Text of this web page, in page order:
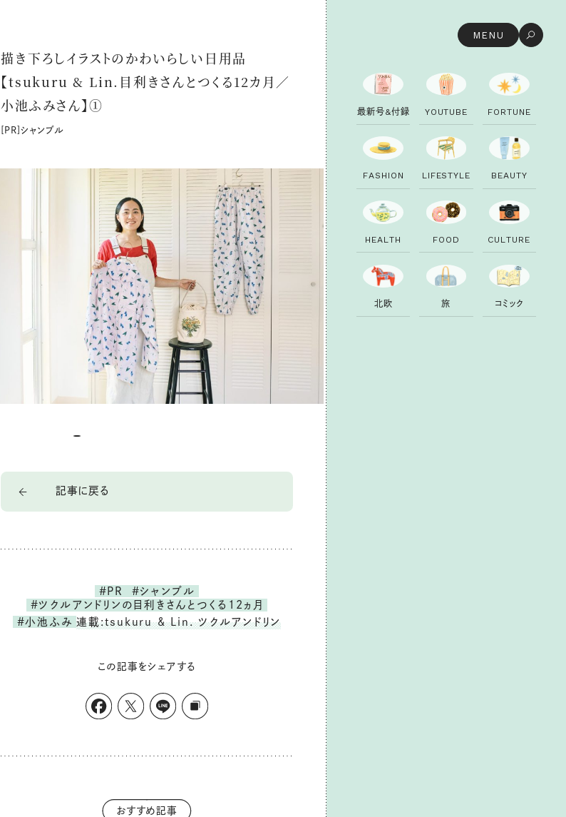
MENU
描き下ろしイラストのかわいらしい日用品
【tsukuru & Lin.目利きさんとつくる12カ月／
小池ふみさん】①
[PR]シャンブル
記事に戻る
#PR
#シャンブル
#ツクルアンドリンの目利きさんとつくる12ヵ月
#小池ふみ 連載:tsukuru & Lin. ツクルアンドリン
この記事をシェアする
おすすめ記事
最新号&付録 YO UTU B E FO RTU N E
FAS H I O N LI FESTYLE B EAUTY
H EALTH FO O D CU LTU RE
北欧 旅 コ ミ ック